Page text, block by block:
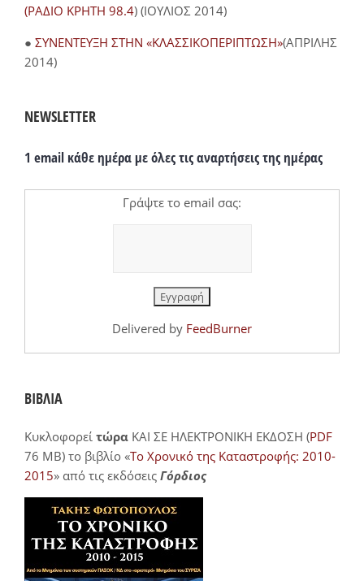
(ΡΑΔΙΟ ΚΡΗΤΗ 98.4) (ΙΟΥΛΙΟΣ 2014)
● ΣΥΝΕΝΤΕΥΞΗ ΣΤΗΝ «ΚΛΑΣΣΙΚΟΠΕΡΙΠΤΩΣΗ»(ΑΠΡΙΛΗΣ
2014)
NEWSLETTER
1 email κάθε ημέρα με όλες τις αναρτήσεις της ημέρας
Γράψτε το email σας:
Delivered by FeedBurner
ΒΙΒΛΙΑ
Κυκλοφορεί τώρα ΚΑΙ ΣΕ ΗΛΕΚΤΡΟΝΙΚΗ ΕΚΔΟΣΗ (PDF
76 MB) το βιβλίο «Το Χρονικό της Καταστροφής: 2010-
2015» από τις εκδόσεις Γόρδιος